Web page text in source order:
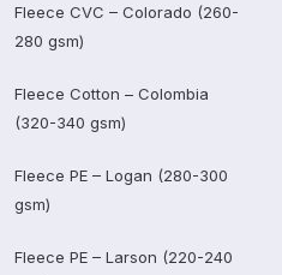
Fleece CVC – Colorado (260-
280 gsm)
Fleece Cotton – Colombia
(320-340 gsm)
Fleece PE – Logan (280-300
gsm)
Fleece PE – Larson (220-240